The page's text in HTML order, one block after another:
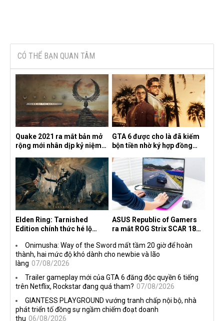
CÓ THỂ BẠN QUAN TÂM
Quake 2021 ra mắt bản mở
rộng mới nhân dịp kỷ niệm
the Machine
GTA 6 được cho là đã kiếm
bộn tiền nhờ ký hợp đồng
Elden Ring: Tarnished
Edition chính thức hé lộ
ASUS Republic of Gamers
ra mắt ROG Strix SCAR 18
Onimusha: Way of the Sword mất tầm 20 giờ để hoàn
thành, hai mức độ khó dành cho newbie và lão
làng 07/08/2026
Trailer gameplay mới của GTA 6 đăng độc quyền 6 tiếng
trên Netflix, Rockstar đang quá tham? 07/08/2026
GIANTESS PLAYGROUND vướng tranh chấp nội bộ, nhà
phát triển tố đồng sự ngầm chiếm đoạt doanh
thu 06/08/2026